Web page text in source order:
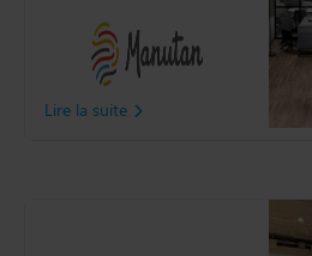
Découvrez comment
Manutan à optimisé sa
Supply Chain grâce à Slim4.
Lire la suite